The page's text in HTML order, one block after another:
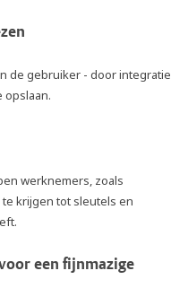
de gebruiker - door integratie
opslaan.
werknemers, zoals
krijgen tot sleutels en
een fijnmazige